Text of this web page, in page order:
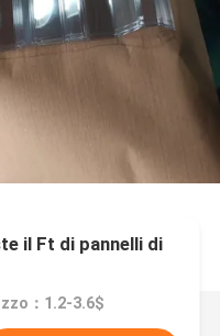
il Ft di pannelli di
：1.2-3.6$